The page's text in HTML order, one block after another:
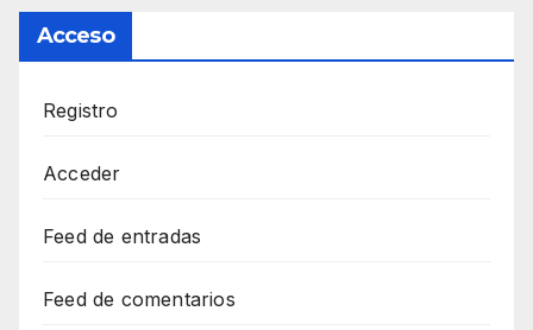
Acceso
Registro
Acceder
Feed de entradas
Feed de comentarios